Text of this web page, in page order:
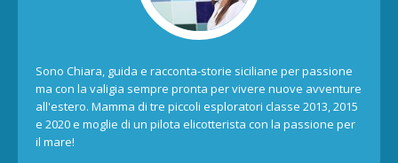
Sono Chiara, guida e racconta-storie siciliane per passione
ma con la valigia sempre pronta per vivere nuove avventure
all'estero. Mamma di tre piccoli esploratori classe 2013, 2015
e 2020 e moglie di un pilota elicotterista con la passione per
il mare!